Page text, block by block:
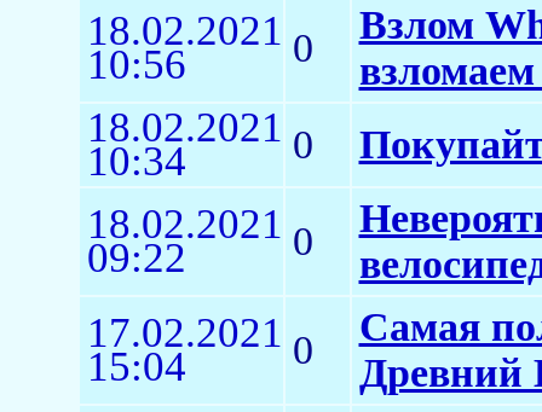
18.02.2021
10:56 0
Взлом
18.02.2021
10:34 0
18.02.2021
09:22 0
17.02.2021
15:04 0
Самая
Древний